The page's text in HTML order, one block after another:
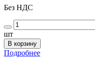
Без НДС
шт
В корзину
Подробнее